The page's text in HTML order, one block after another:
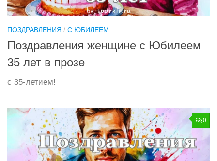
ПОЗДРАВЛЕНИЯ / С ЮБИЛЕЕМ
Поздравления женщине с Юбилеем
35 лет в прозе
с 35-летием!
0